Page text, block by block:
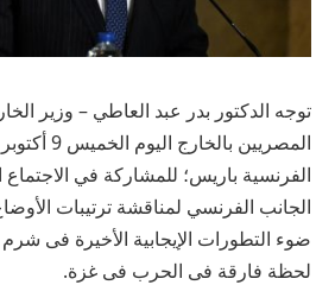
توجه الدكتور بدر عبد العاطي – وزير
الفرنسية باريس؛ للمشاركة في الاجتماع
الجانب الفرنسي لمناقشة ترتيبات
ضوء التطورات الإيجابية الأخيرة فى
لحظة فارقة فى الحرب فى غزة.